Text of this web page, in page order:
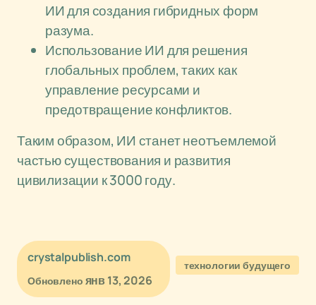
ИИ для создания гибридных форм
разума.
Использование ИИ для решения
глобальных проблем, таких как
управление ресурсами и
предотвращение конфликтов.
Таким образом, ИИ станет неотъемлемой
частью существования и развития
цивилизации к 3000 году.
crystalpublish.com
Обновлено янв 13, 2026
технологии будущего